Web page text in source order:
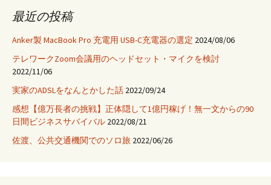
最近の投稿
Anker製 MacBook Pro 充電用 USB-C充電器の選定 2024/08/06
テレワークZoom会議用のヘッドセット・マイクを検討
2022/11/06
実家のADSLをなんとかした話 2022/09/24
感想【億万長者の挑戦】正体隠して1億円稼げ！無一文からの90
日間ビジネスサバイバル 2022/08/21
佐渡、公共交通機関でのソロ旅 2022/06/26